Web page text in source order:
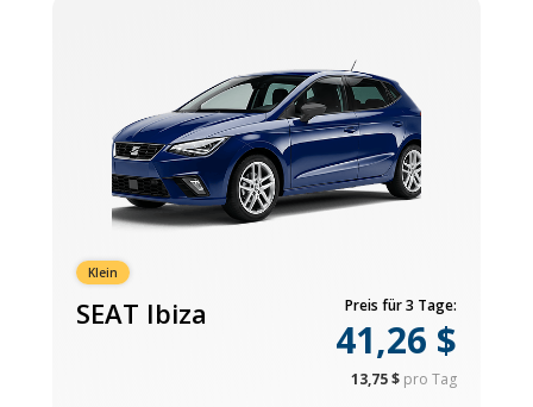
Klein
SEAT Ibiza Preis für 3 Tage:
41,26 $
13,75 $ pro Tag